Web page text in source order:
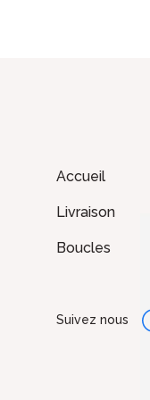
Accueil
Livraison
Boucles
Suivez nous